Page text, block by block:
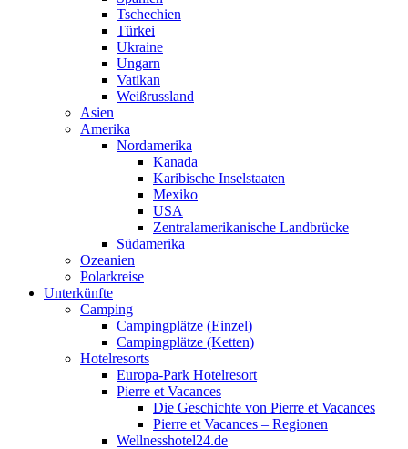
Tschechien
Türkei
Ukraine
Ungarn
Vatikan
Weißrussland
Asien
Amerika
Nordamerika
Kanada
Karibische Inselstaaten
Mexiko
USA
Zentralamerikanische Landbrücke
Südamerika
Ozeanien
Polarkreise
Unterkünfte
Camping
Campingplätze (Einzel)
Campingplätze (Ketten)
Hotelresorts
Europa-Park Hotelresort
Pierre et Vacances
Die Geschichte von Pierre et Vacances
Pierre et Vacances – Regionen
Wellnesshotel24.de